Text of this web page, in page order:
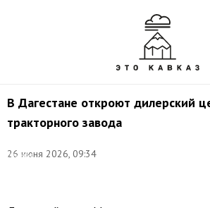
В Дагестане откроют дилерский
тракторного завода
26 июня 2026, 09:34
служба